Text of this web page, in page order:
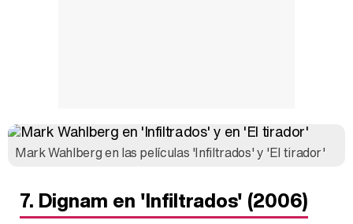
Mark Wahlberg en las películas 'Infiltrados' y 'El tirador'
7. Dignam en 'Infiltrados' (2006)